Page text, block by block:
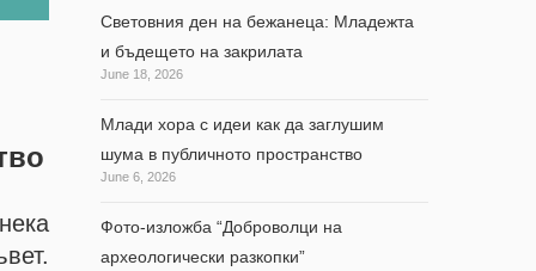
Световния ден на бежанеца: Младежта
и бъдещето на закрилата
June 18, 2026
Млади хора с идеи как да заглушим
шума в публичното пространство
June 6, 2026
Фото-изложба “Доброволци на
археологически разкопки”